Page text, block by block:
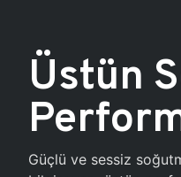
Üstün
Güçlü ve sessiz